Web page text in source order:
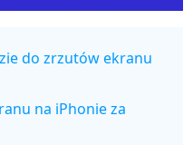
do zrzutów ekranu
na iPhonie za